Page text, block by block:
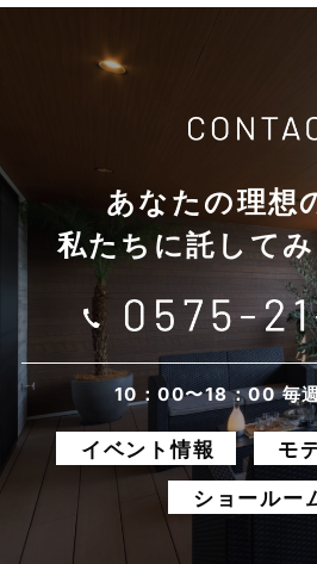
あなたの理想
私たちに託して
10：00〜18：00 毎
イベント情報
モ
ショールー